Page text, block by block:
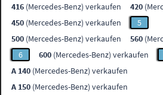
416 (Mercedes-Benz) verkaufen 420
450 (Mercedes-Benz) verkaufen
5
500 (Mercedes-Benz) verkaufen 560
6
600 (Mercedes-Benz) verkaufen
A 140 (Mercedes-Benz) verkaufen
A 150 (Mercedes-Benz) verkaufen